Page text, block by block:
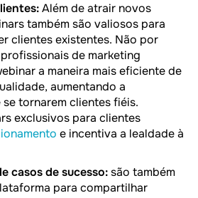
Além de atrair novos
também são valiosos para
clientes existentes. Não por
de marketing
a maneira mais eficiente de
aumentando a
tornarem clientes fiéis.
exclusivos para clientes
e incentiva a lealdade à
casos de sucesso:são também
para compartilhar